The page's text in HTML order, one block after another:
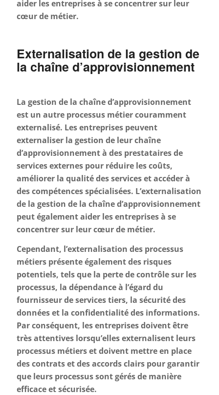
aider les entreprises à se concentrer sur leur
cœur de métier.
Externalisation de la gestion de
la chaîne d’approvisionnement
La gestion de la chaîne d’approvisionnement
est un autre processus métier couramment
externalisé. Les entreprises peuvent
externaliser la gestion de leur chaîne
d’approvisionnement à des prestataires de
services externes pour réduire les coûts,
améliorer la qualité des services et accéder à
des compétences spécialisées. L’externalisation
de la gestion de la chaîne d’approvisionnement
peut également aider les entreprises à se
concentrer sur leur cœur de métier.
Cependant, l’externalisation des processus
métiers présente également des risques
potentiels, tels que la perte de contrôle sur les
processus, la dépendance à l’égard du
fournisseur de services tiers, la sécurité des
données et la confidentialité des informations.
Par conséquent, les entreprises doivent être
très attentives lorsqu’elles externalisent leurs
processus métiers et doivent mettre en place
des contrats et des accords clairs pour garantir
que leurs processus sont gérés de manière
efficace et sécurisée.